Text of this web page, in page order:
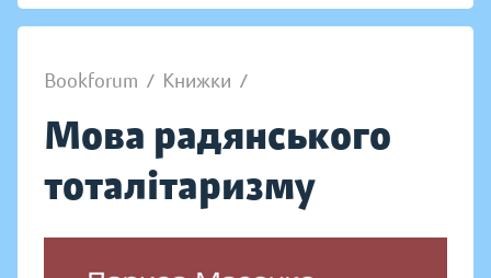
Bookforum / Книжки /
Мова радянського
тоталітаризму